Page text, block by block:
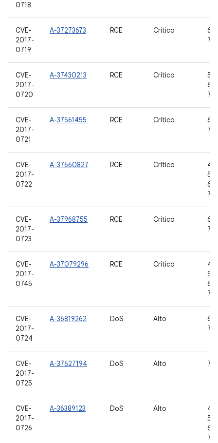
0718
CVE-
2017-
0719
A-37273673 RCE Crítico
CVE-
2017-
0720
A-37430213 RCE Crítico
CVE-
2017-
0721
A-37561455 RCE Crítico
CVE-
2017-
0722
A-37660827 RCE Crítico
CVE-
2017-
0723
A-37968755 RCE Crítico
CVE-
2017-
0745
A-37079296 RCE Crítico
CVE-
2017-
0724
A-36819262 DoS Alto
CVE-
2017-
0725
A-37627194 DoS Alto
CVE-
2017-
0726
A-36389123 DoS Alto